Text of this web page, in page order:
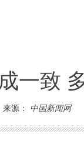
一致
来源： 中国新闻网